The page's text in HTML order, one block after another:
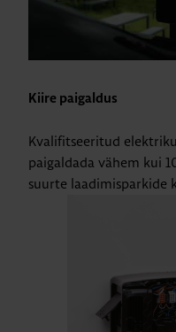
Kiire paigaldus
Kvalifitseeritud
paigaldada vähem kui
suurte laadimisparkide